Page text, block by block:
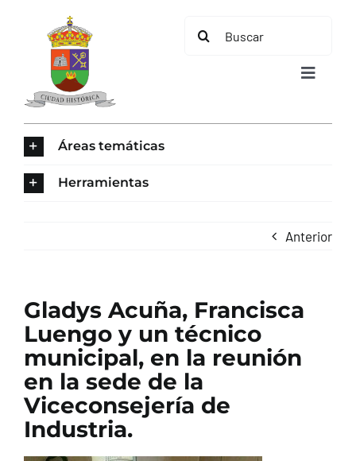
contenido
Buscar:
Toggle
TURISMO
CONTACTO
Áreas temáticas
Herramientas
Anterior
Gladys Acuña, Francisca
Luengo y un técnico
municipal, en la reunión
en la sede de la
Viceconsejería de
Industria.